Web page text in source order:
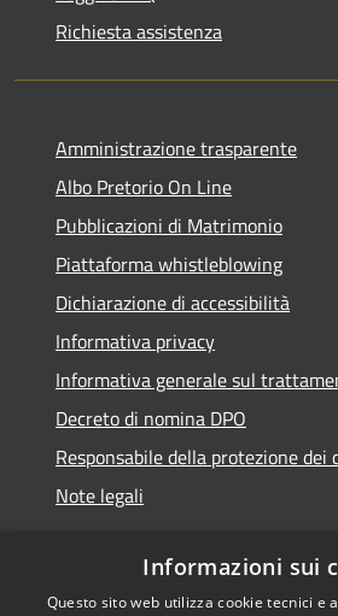
Richiesta assistenza
Amministrazione trasparente
Albo Pretorio On Line
Pubblicazioni di Matrimonio
Piattaforma whistleblowing
Dichiarazione di accessibilità
Informativa privacy
Informativa generale sul
Decreto di nomina DPO
Responsabile della protezione dei
Note legali
Informazioni sui
Questo sito web utilizza cookie tecnici e